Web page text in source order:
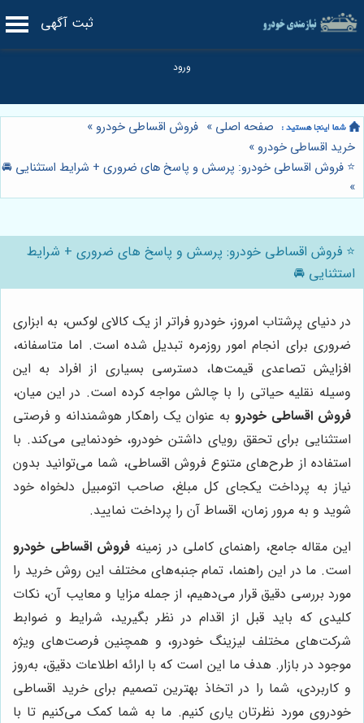
ثبت آگهی
صفحه اصلی » فروش اقساطی خودرو »
خرید اقساطی خودرو »
⭐️ فروش اقساطی خودرو: پرسش و پاسخ های ضروری + شرایط استثنایی 🚘
»
⭐️ فروش اقساطی خودرو: پرسش و پاسخ های ضروری + شرایط
استثنایی 🚘
در دنیای پرشتاب امروز، خودرو فراتر از یک کالای لوکس، به ابزاری
ضروری برای انجام امور روزمره تبدیل شده است. اما متاسفانه،
افزایش تصاعدی قیمت‌ها، دسترسی بسیاری از افراد به این
وسیله نقلیه حیاتی را با چالش مواجه کرده است. در این میان،
فروش اقساطی خودرو به عنوان یک راهکار هوشمندانه و فرصتی
استثنایی برای تحقق رویای داشتن خودرو، خودنمایی می‌کند. با
استفاده از طرح‌های متنوع فروش اقساطی، شما می‌توانید بدون
نیاز به پرداخت یکجای کل مبلغ، صاحب اتومبیل دلخواه خود
شوید و به مرور زمان، اقساط آن را پرداخت نمایید.
این مقاله جامع، راهنمای کاملی در زمینه فروش اقساطی خودرو
است. ما در این راهنما، تمام جنبه‌های مختلف این روش خرید را
مورد بررسی دقیق قرار می‌دهیم، از جمله مزایا و معایب آن، نکات
کلیدی که باید قبل از اقدام در نظر بگیرید، شرایط و ضوابط
شرکت‌های مختلف لیزینگ خودرو، و همچنین فرصت‌های ویژه
موجود در بازار. هدف ما این است که با ارائه اطلاعات دقیق، به‌روز
و کاربردی، شما را در اتخاذ بهترین تصمیم برای خرید اقساطی
خودروی مورد نظرتان یاری کنیم. ما به شما کمک می‌کنیم تا با